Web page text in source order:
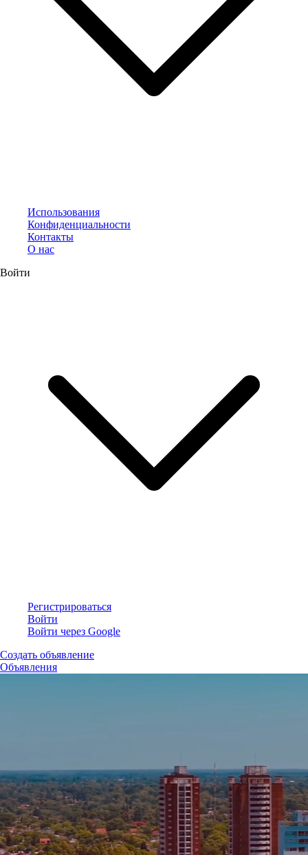
Использования
Конфиденциальности
Контакты
О нас
Войти
Регистрироваться
Войти
Войти через Google
Создать объявление
Объявления